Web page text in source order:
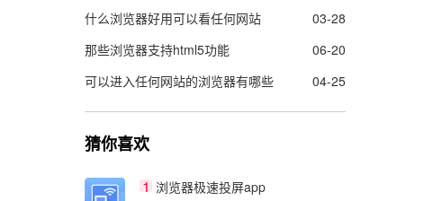
什么浏览器好用可以看任何网站
03-28
那些浏览器支持html5功能
06-20
可以进入任何网站的浏览器有哪些
04-25
猜你喜欢
1 浏览器极速投屏app